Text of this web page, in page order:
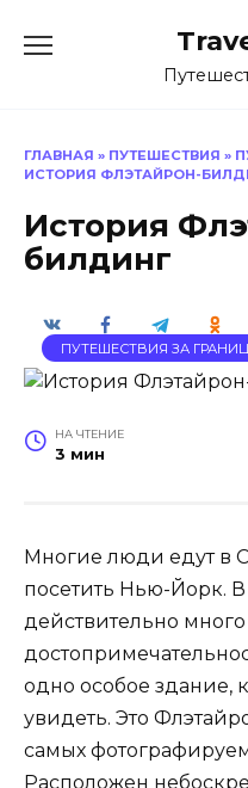
ГЛАВНАЯ » ПУТЕШЕСТВИЯ »
ИСТОРИЯ ФЛЭТАЙРОН-
История
билдинг
ПУТЕШЕСТВИЯ ЗА
НА ЧТЕНИЕ
3 мин
Многие люди едут в
посетить Нью-Йорк.
действительно
одно особое здание,
увидеть. Это
самых
Расположен